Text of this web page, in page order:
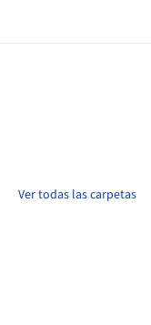
Ver todas las carpetas